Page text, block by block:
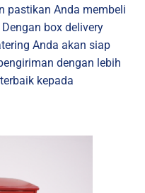
pastikan Anda membeli
box delivery
Anda akan siap
dengan lebih
kepada